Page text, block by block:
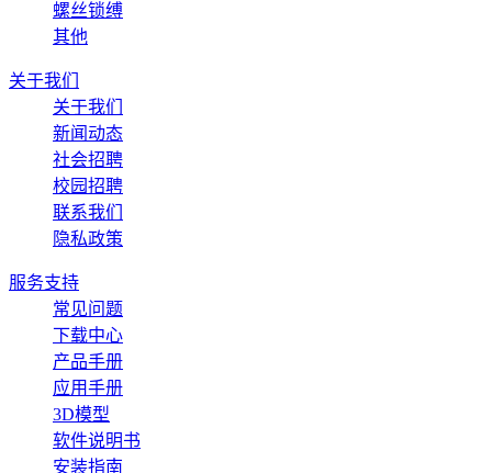
螺丝锁缚
其他
关于我们
关于我们
新闻动态
社会招聘
校园招聘
联系我们
隐私政策
服务支持
常见问题
下载中心
产品手册
应用手册
3D模型
软件说明书
安装指南